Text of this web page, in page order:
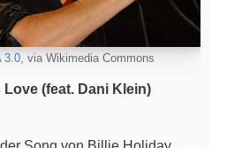
3.0, via Wikimedia Commons
(feat. Dani Klein)